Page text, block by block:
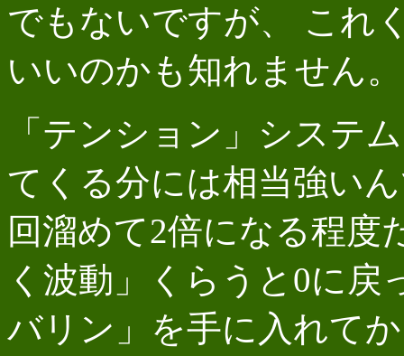
でもないですが、 これ
いいのかも知れません。
「テンション」システ
てくる分には相当強い
回溜めて2倍になる程度
く波動」くらうと0に
バリン」を手に入れて